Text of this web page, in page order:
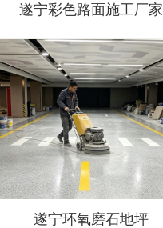
遂宁彩色路面施工厂家
遂宁环氧磨石地坪